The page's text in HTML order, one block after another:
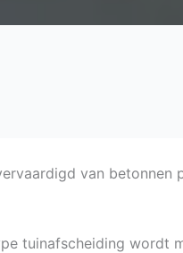
van betonnen
tuinafscheiding wordt